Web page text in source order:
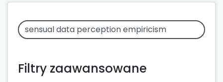
Filtry zaawansowane